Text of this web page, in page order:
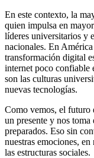
En este contexto, la
quien impulsa en
líderes universitarios y
nacionales. En
transformación digital
internet poco confiable
son las culturas
nuevas tecnologías.
Como vemos, el futuro
un presente y nos
preparados. Eso sin
nuestras emociones,
las estructuras sociales.